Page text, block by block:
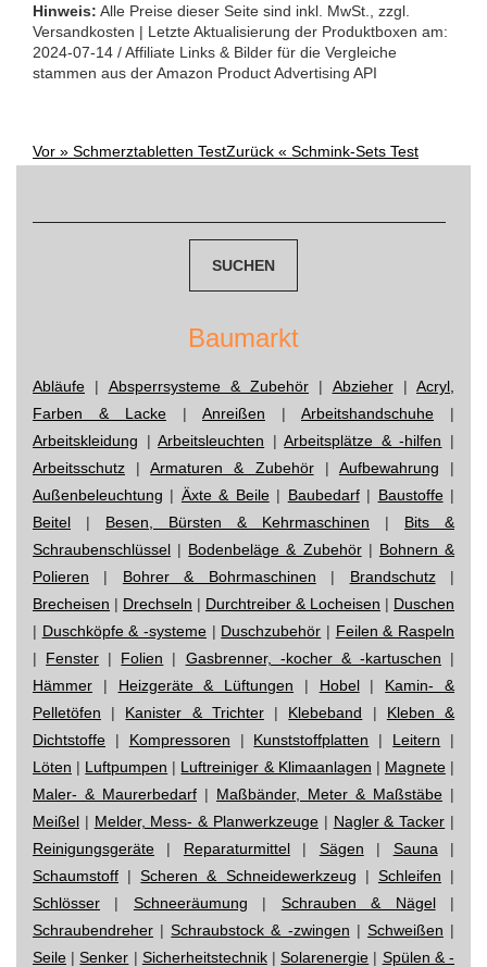
Hinweis: Alle Preise dieser Seite sind inkl. MwSt., zzgl.
Versandkosten | Letzte Aktualisierung der Produktboxen am:
2024-07-14 / Affiliate Links & Bilder für die Vergleiche
stammen aus der Amazon Product Advertising API
Post
Vor » Schmerztabletten TestZurück « Schmink-Sets Test
Baumarkt
Abläufe | Absperrsysteme & Zubehör | Abzieher| Acryl,
Farben & Lacke | Anreißen | Arbeitshandschuhe |
Arbeitskleidung |Arbeitsleuchten |Arbeitsplätze & -hilfen |
Arbeitsschutz |Armaturen & Zubehör| Aufbewahrung |
Außenbeleuchtung | Äxte & Beile| Baubedarf| Baustoffe|
Beitel | Besen, Bürsten & Kehrmaschinen | Bits &
Schraubenschlüssel | Bodenbeläge & Zubehör| Bohnern &
Polieren | Bohrer & Bohrmaschinen | Brandschutz|
Brecheisen | Drechseln | Durchtreiber & Locheisen | Duschen
| Duschköpfe & -systeme | Duschzubehör | Feilen & Raspeln
| Fenster | Folien | Gasbrenner, -kocher & -kartuschen |
Hämmer | Heizgeräte & Lüftungen | Hobel| Kamin- &
Pelletöfen | Kanister & Trichter| Klebeband | Kleben &
Dichtstoffe | Kompressoren | Kunststoffplatten | Leitern |
Löten | Luftpumpen | Luftreiniger & Klimaanlagen | Magnete|
Maler- & Maurerbedarf | Maßbänder, Meter & Maßstäbe |
Meißel | Melder, Mess- & Planwerkzeuge | Nagler & Tacker |
Reinigungsgeräte | Reparaturmittel| Sägen | Sauna |
Schaumstoff |Scheren & Schneidewerkzeug | Schleifen |
Schlösser | Schneeräumung | Schrauben & Nägel|
Schraubendreher |Schraubstock & -zwingen | Schweißen |
Seile |Senker | Sicherheitstechnik|Solarenergie | Spülen & -